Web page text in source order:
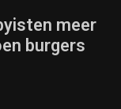
meer
burgers